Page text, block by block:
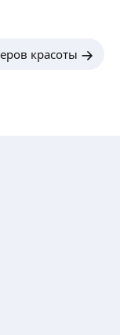
красоты